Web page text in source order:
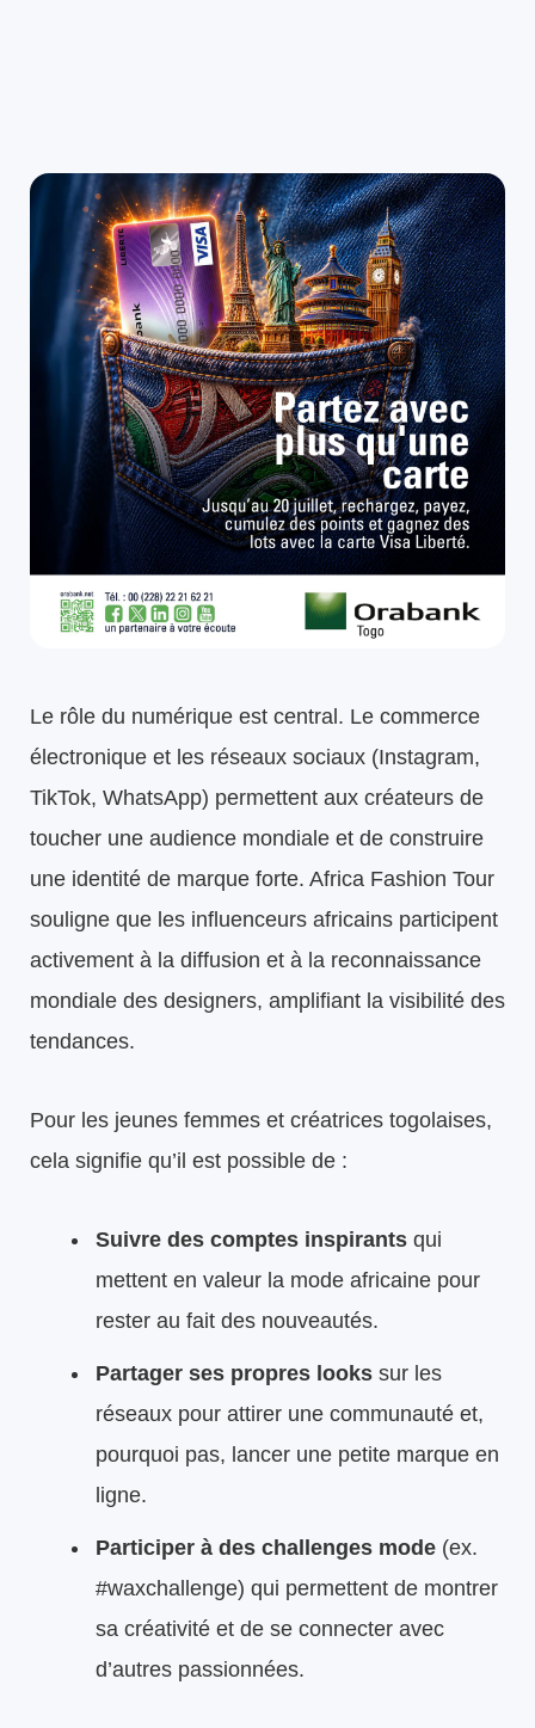
Le rôle du numérique est central. Le commerce
électronique et les réseaux sociaux (Instagram,
TikTok, WhatsApp) permettent aux créateurs de
toucher une audience mondiale et de construire
une identité de marque forte. Africa Fashion Tour
souligne que les influenceurs africains participent
activement à la diffusion et à la reconnaissance
mondiale des designers, amplifiant la visibilité des
tendances.
Pour les jeunes femmes et créatrices togolaises,
cela signifie qu’il est possible de :
Suivre des comptes inspirants qui
mettent en valeur la mode africaine pour
rester au fait des nouveautés.
Partager ses propres looks sur les
réseaux pour attirer une communauté et,
pourquoi pas, lancer une petite marque en
ligne.
Participer à des challenges mode (ex.
#waxchallenge) qui permettent de montrer
sa créativité et de se connecter avec
d’autres passionnées.